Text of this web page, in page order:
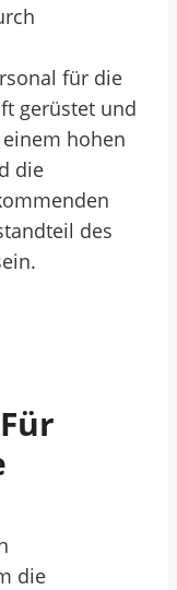
für die
gerüstet und
hohen
die
des
die